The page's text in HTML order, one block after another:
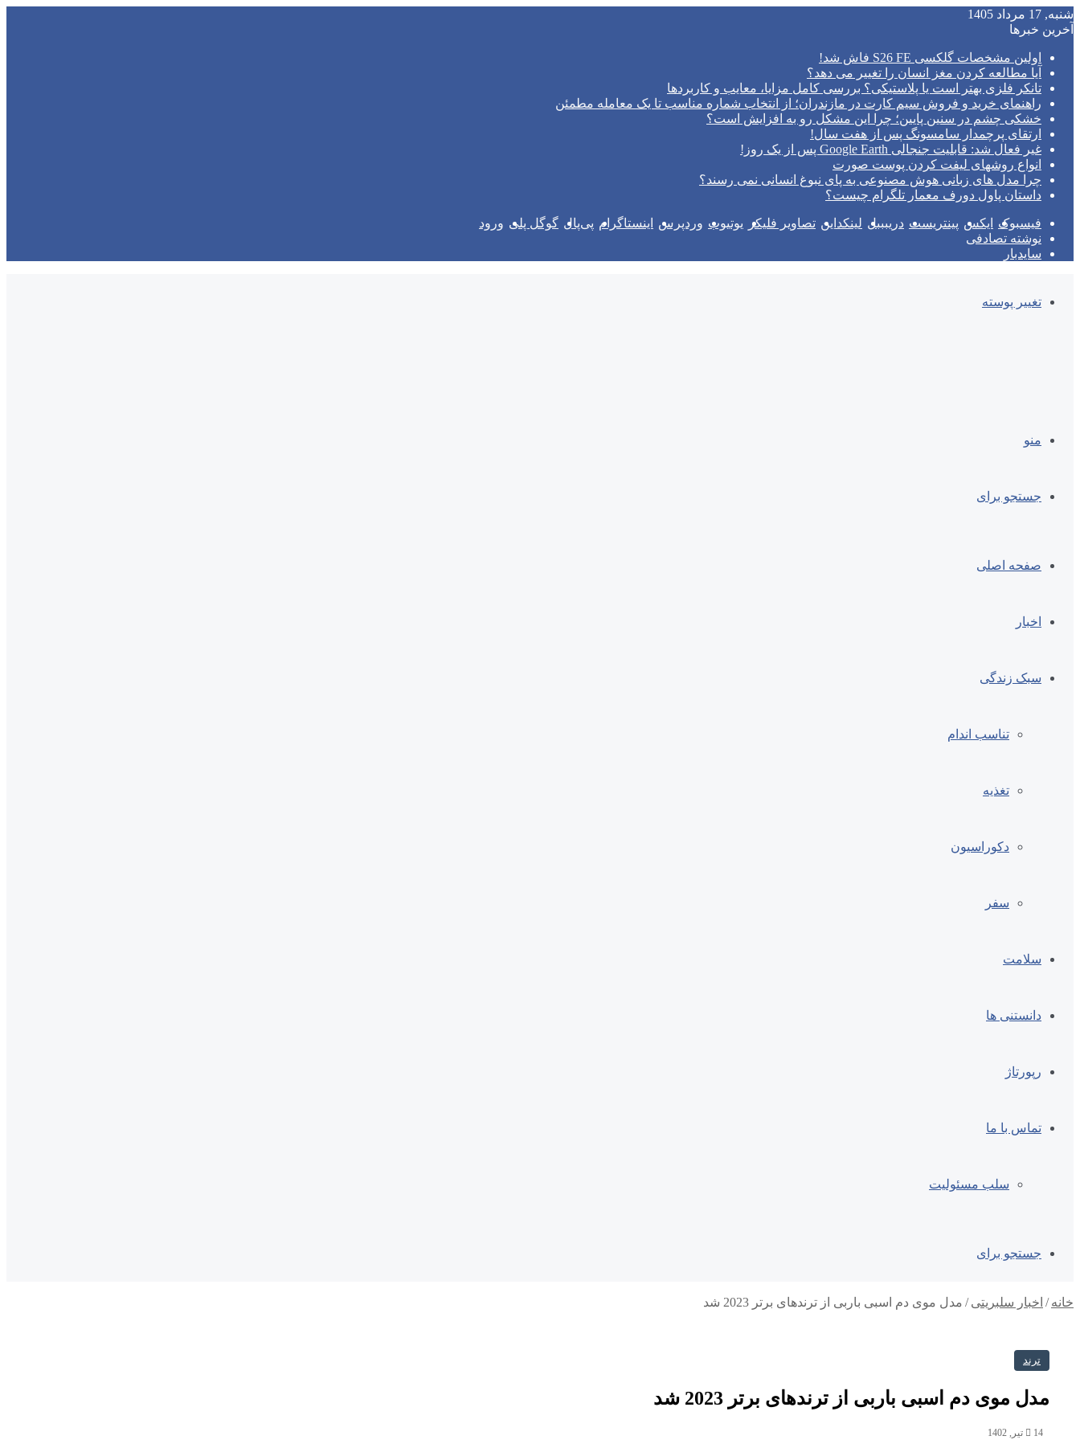
شنبه, 17 مرداد 1405
آخرین خبرها
اولین مشخصات گلکسی S26 FE فاش شد!
آیا مطالعه کردن مغز انسان را تغییر می‌ دهد؟
تانکر فلزی بهتر است یا پلاستیکی؟ بررسی کامل مزایا، معایب و کاربردها
راهنمای خرید و فروش سیم کارت در مازندران؛ از انتخاب شماره مناسب تا یک معامله مطمئن
خشکی چشم در سنین پایین؛ چرا این مشکل رو به افزایش است؟
ارتقای پرچمدار سامسونگ پس از هفت سال!
غیر فعال شد: قابلیت جنجالی Google Earth پس از یک روز!
انواع روشهای لیفت کردن پوست صورت
چرا مدل‌ های زبانی هوش مصنوعی به پای نبوغ انسانی نمی‌ رسند؟
داستان پاول دورف معمار تلگرام چیست؟
فیسبوک ایکس پینتریست دریبببل لینکداین تصاویر فلیکر یوتیوب وردپرس اینستاگرام پی‌پال گوگل پلی ورود
نوشته تصادفی
سایدبار
تغییر پوسته
منو
جستجو برای
صفحه اصلی
اخبار
سبک زندگی
تناسب اندام
تغذیه
دکوراسیون
سفر
سلامت
دانستنی ها
رپورتاژ
تماس با ما
سلب مسئولیت
جستجو برای
خانه / اخبار سلبریتی / مدل موی دم اسبی باربی از ترندهای برتر 2023 شد
ترند
مدل موی دم اسبی باربی از ترندهای برتر 2023 شد
14 تیر, 1402